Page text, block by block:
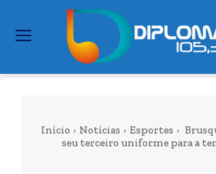
Início Notícias Esportes
seu terceiro uniforme para a